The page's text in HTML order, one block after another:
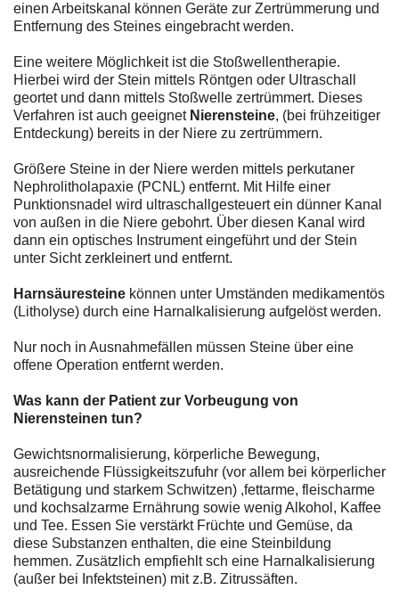
einen Arbeitskanal können Geräte zur Zertrümmerung und
Entfernung des Steines eingebracht werden.
Eine weitere Möglichkeit ist die Stoßwellentherapie.
Hierbei wird der Stein mittels Röntgen oder Ultraschall
geortet und dann mittels Stoßwelle zertrümmert. Dieses
Verfahren ist auch geeignet Nierensteine, (bei frühzeitiger
Entdeckung) bereits in der Niere zu zertrümmern.
Größere Steine in der Niere werden mittels perkutaner
Nephrolitholapaxie (PCNL) entfernt. Mit Hilfe einer
Punktionsnadel wird ultraschallgesteuert ein dünner Kanal
von außen in die Niere gebohrt. Über diesen Kanal wird
dann ein optisches Instrument eingeführt und der Stein
unter Sicht zerkleinert und entfernt.
Harnsäuresteine können unter Umständen medikamentös
(Litholyse) durch eine Harnalkalisierung aufgelöst werden.
Nur noch in Ausnahmefällen müssen Steine über eine
offene Operation entfernt werden.
Was kann der Patient zur Vorbeugung von
Nierensteinen tun?
Gewichtsnormalisierung, körperliche Bewegung,
ausreichende Flüssigkeitszufuhr (vor allem bei körperlicher
Betätigung und starkem Schwitzen) ,fettarme, fleischarme
und kochsalzarme Ernährung sowie wenig Alkohol, Kaffee
und Tee. Essen Sie verstärkt Früchte und Gemüse, da
diese Substanzen enthalten, die eine Steinbildung
hemmen. Zusätzlich empfiehlt sch eine Harnalkalisierung
(außer bei Infektsteinen) mit z.B. Zitrussäften.